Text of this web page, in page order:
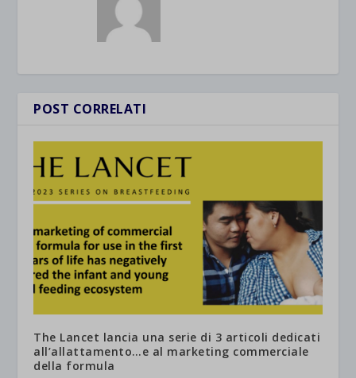
POST CORRELATI
The Lancet lancia una serie di 3 articoli dedicati
all’allattamento…e al marketing commerciale
della formula